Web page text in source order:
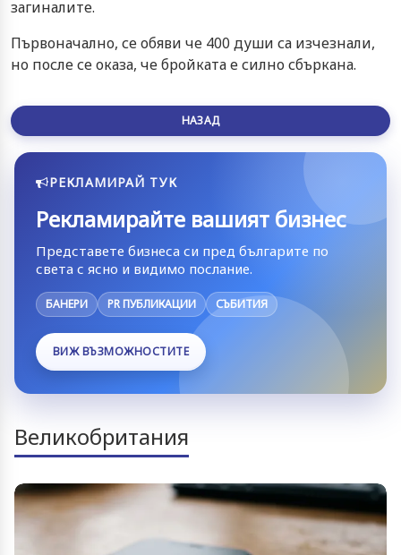
загиналите.
Първоначално, се обяви че 400 души са изчезнали,
но после се оказа, че бройката е силно сбъркана.
НАЗАД
РЕКЛАМИРАЙ ТУК
Рекламирайте вашият бизнес
Представете бизнеса си пред българите по
света с ясно и видимо послание.
БАНЕРИ PR ПУБЛИКАЦИИ СЪБИТИЯ
ВИЖ ВЪЗМОЖНОСТИТЕ
Великобритания